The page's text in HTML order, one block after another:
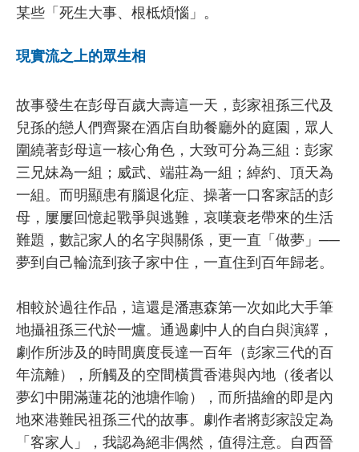
某些「死生大事、根柢煩惱」。
現實流之上的眾生相
故事發生在彭母百歲大壽這一天，彭家祖孫三代及
兒孫的戀人們齊聚在酒店自助餐廳外的庭園，眾人
圍繞著彭母這一核心角色，大致可分為三組：彭家
三兄妹為一組；威武、端莊為一組；綽約、頂天為
一組。而明顯患有腦退化症、操著一口客家話的彭
母，屢屢回憶起戰爭與逃難，哀嘆衰老帶來的生活
難題，數記家人的名字與關係，更一直「做夢」──
夢到自己輪流到孩子家中住，一直住到百年歸老。
相較於過往作品，這還是潘惠森第一次如此大手筆
地攝祖孫三代於一爐。通過劇中人的自白與演繹，
劇作所涉及的時間廣度長達一百年（彭家三代的百
年流離），所觸及的空間橫貫香港與內地（後者以
夢幻中開滿蓮花的池塘作喻），而所描繪的即是內
地來港難民祖孫三代的故事。劇作者將彭家設定為
「客家人」，我認為絕非偶然，值得注意。自西晉